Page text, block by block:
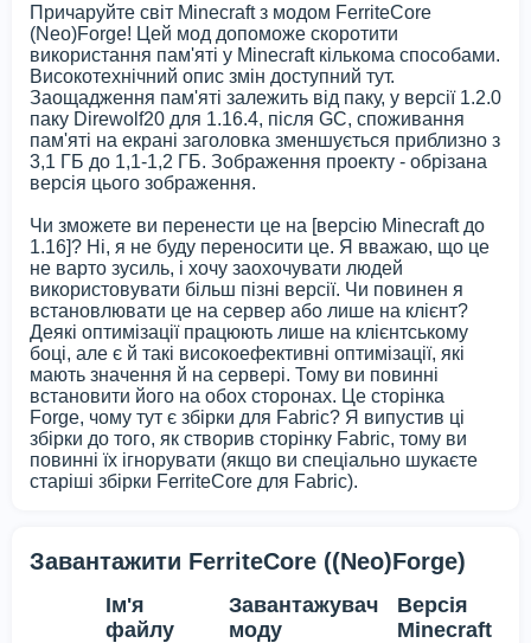
Причаруйте світ Minecraft з модом FerriteCore
(Neo)Forge! Цей мод допоможе скоротити
використання пам'яті у Minecraft кількома способами.
Високотехнічний опис змін доступний тут.
Заощадження пам'яті залежить від паку, у версії 1.2.0
паку Direwolf20 для 1.16.4, після GC, споживання
пам'яті на екрані заголовка зменшується приблизно з
3,1 ГБ до 1,1-1,2 ГБ. Зображення проекту - обрізана
версія цього зображення.
Чи зможете ви перенести це на [версію Minecraft до
1.16]? Ні, я не буду переносити це. Я вважаю, що це
не варто зусиль, і хочу заохочувати людей
використовувати більш пізні версії. Чи повинен я
встановлювати це на сервер або лише на клієнт?
Деякі оптимізації працюють лише на клієнтському
боці, але є й такі високоефективні оптимізації, які
мають значення й на сервері. Тому ви повинні
встановити його на обох сторонах. Це сторінка
Forge, чому тут є збірки для Fabric? Я випустив ці
збірки до того, як створив сторінку Fabric, тому ви
повинні їх ігнорувати (якщо ви спеціально шукаєте
старіші збірки FerriteCore для Fabric).
Завантажити FerriteCore ((Neo)Forge)
Ім'я
файлу
Завантажувач
моду
Версія
Minecraft